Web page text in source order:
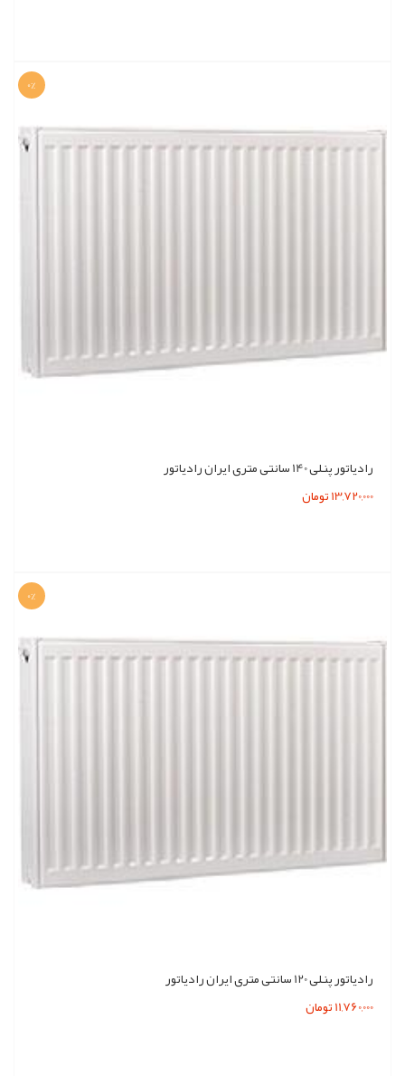
رادیاتور پنلی 140 سانتی متری ایران رادیاتور
13,720,000 تومان
0%
رادیاتور پنلی 120 سانتی متری ایران رادیاتور
11,760,000 تومان
0%